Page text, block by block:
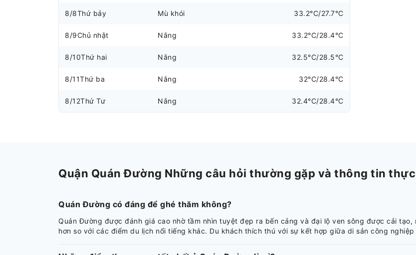
8/8Thứ bảy Mù khói 33.2°C/27.7°C
8/9Chủ nhật Nắng 33.2°C/28.4°C
8/10Thứ hai Nắng 32.5°C/28.5°C
8/11Thứ ba Nắng 32°C/28.4°C
8/12Thứ Tư Nắng 32.4°C/28.4°C
Quận Quán Đường Những câu hỏi thường gặp và thông tin
Quán Đường có đáng để ghé thăm không?
Quán Đường được đánh giá cao nhờ tầm nhìn tuyệt đẹp ra bến cảng và đại lộ ven sông được cải
hơn so với các điểm du lịch nổi tiếng khác. Du khách thích thú với sự kết hợp giữa di sản công